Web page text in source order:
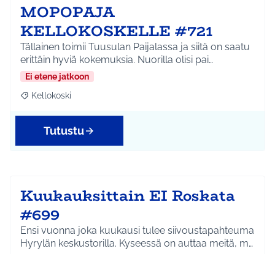
MOPOPAJA
KELLOKOSKELLE #721
Tällainen toimii Tuusulan Paijalassa ja siitä on saatu
erittäin hyviä kokemuksia. Nuorilla olisi pai…
Ei etene jatkoon
Rajaa tulokset aihepiirin mukaan: Kellokoski
Kellokoski
Tutustu
Kuukauksittain EI Roskata
#699
Ensi vuonna joka kuukausi tulee siivoustapahteuma
Hyrylän keskustorilla. Kyseessä on auttaa meitä, m…